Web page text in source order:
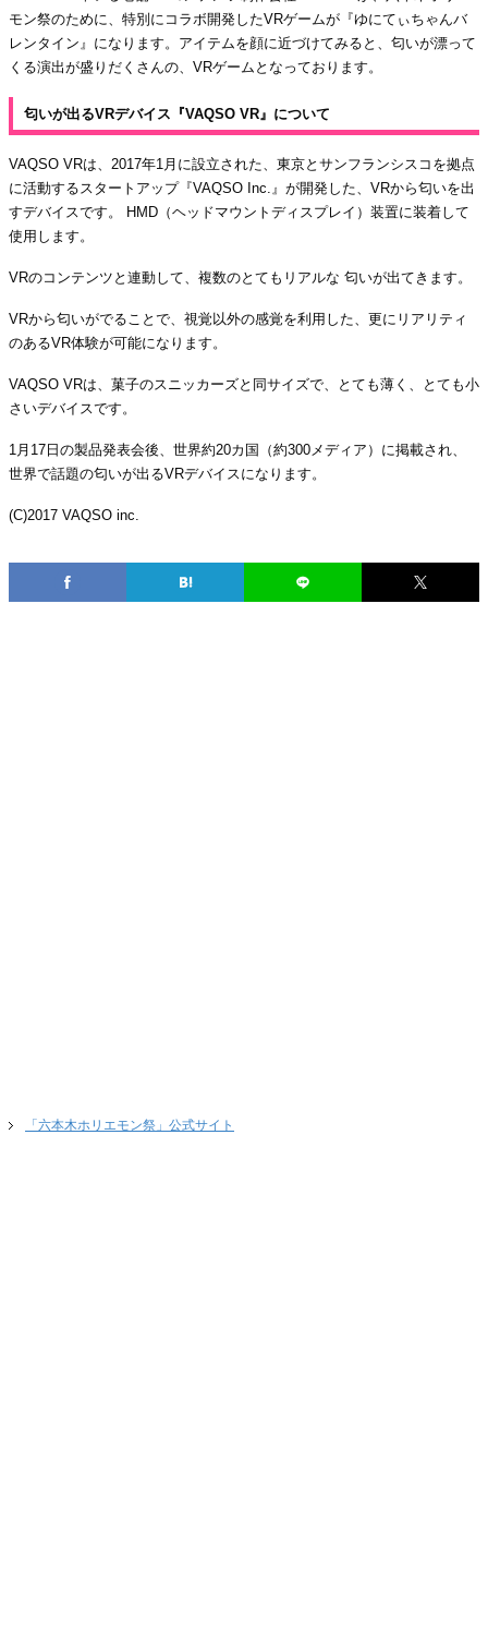
モン祭のために、特別にコラボ開発したVRゲームが『ゆにてぃちゃんバ
レンタイン』になります。アイテムを顔に近づけてみると、匂いが漂って
くる演出が盛りだくさんの、VRゲームとなっております。
匂いが出るVRデバイス『VAQSO VR』について
VAQSO VRは、2017年1月に設立された、東京とサンフランシスコを拠点
に活動するスタートアップ『VAQSO Inc.』が開発した、VRから匂いを出
すデバイスです。 HMD（ヘッドマウントディスプレイ）装置に装着して
使用します。
VRのコンテンツと連動して、複数のとてもリアルな 匂いが出てきます。
VRから匂いがでることで、視覚以外の感覚を利用した、更にリアリティ
のあるVR体験が可能になります。
VAQSO VRは、菓子のスニッカーズと同サイズで、とても薄く、とても小
さいデバイスです。
1月17日の製品発表会後、世界約20カ国（約300メディア）に掲載され、
世界で話題の匂いが出るVRデバイスになります。
(C)2017 VAQSO inc.
「六本木ホリエモン祭」公式サイト